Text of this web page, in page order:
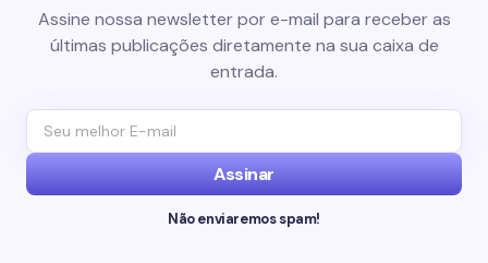
Assine nossa newsletter por e-mail para receber as
últimas publicações diretamente na sua caixa de
entrada.
Assinar
Não enviaremos spam!